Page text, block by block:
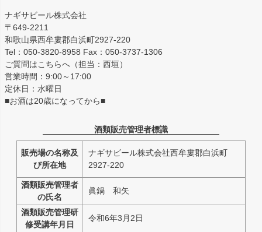
ナギサビール株式会社
〒649-2211
和歌山県西牟婁郡白浜町2927-220
Tel：050-3820-8958 Fax：050-3737-1306
ご質問はこちらへ（担当：西垣）
営業時間：9:00～17:00
定休日：水曜日
■お酒は20歳になってから■
酒類販売管理者標識
販売場の名称及
び所在地
ナギサビール株式会社西牟婁郡白浜町
2927-220
酒類販売管理者
の氏名
眞鍋 和矢
酒類販売管理研
修受講年月日
令和6年3月2日